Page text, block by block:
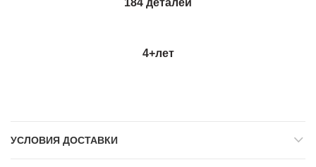
184 деталей
4+лет
УСЛОВИЯ ДОСТАВКИ